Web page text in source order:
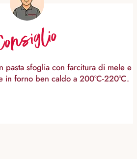
pasta sfoglia con farcitura di mele e
in forno ben caldo a 200°C-220°C.